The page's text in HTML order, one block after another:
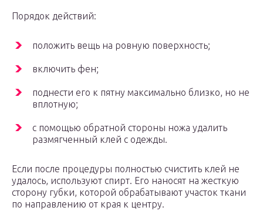
Порядок действий:
положить вещь на ровную поверхность;
включить фен;
поднести его к пятну максимально близко, но не
вплотную;
с помощью обратной стороны ножа удалить
размягченный клей с одежды.
Если после процедуры полностью счистить клей не
удалось, используют спирт. Его наносят на жесткую
сторону губки, которой обрабатывают участок ткани
по направлению от края к центру.